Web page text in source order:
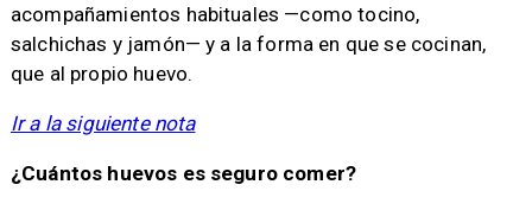
acompañamientos habituales —como tocino,
salchichas y jamón— y a la forma en que se cocinan,
que al propio huevo.
Ir a la siguiente nota
¿Cuántos huevos es seguro comer?